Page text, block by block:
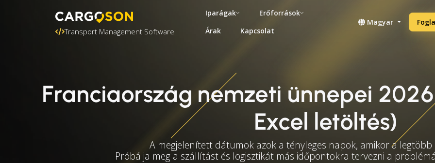
Transport Management Software
Iparágak
Erőforrások
Árak
Kapcsolat
Magyar
Franciaország nemzeti ünnepei
Excel letöltés)
A megjelenített dátumok azok a tényleges napok, amikor a
Próbálja meg a szállítást és logisztikát más időpontokra tervezni a